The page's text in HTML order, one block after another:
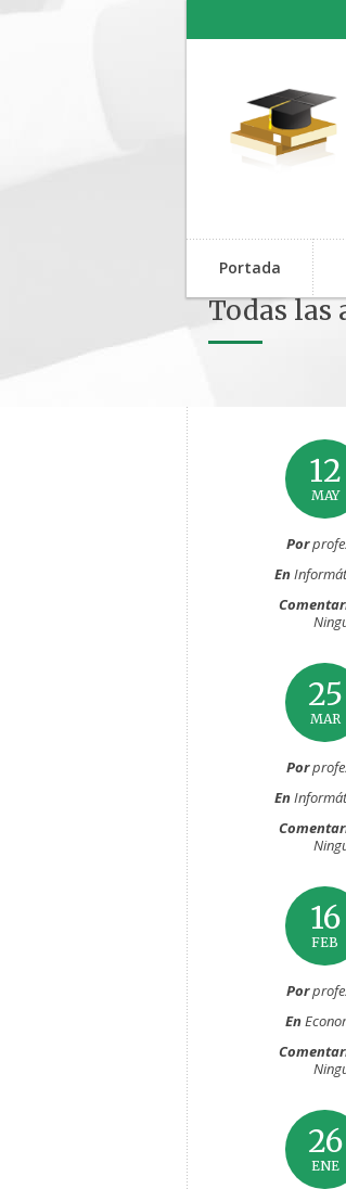
Portada
Todas las
12
MAY
Por
En
25
MAR
Por
En
16
FEB
Por
En
26
ENE